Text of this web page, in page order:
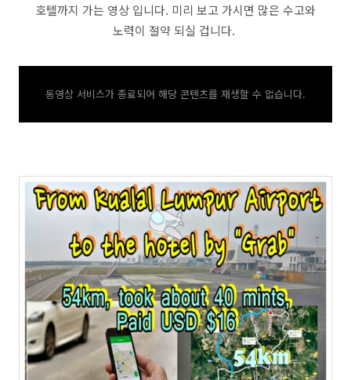
호텔까지 가는 영상 입니다. 미리 보고 가시면 많은 수고와
노력이 절약 되실 겁니다.
동영상 서비스가 종료되어 해당 콘텐츠를 재생할 수 없습니다.